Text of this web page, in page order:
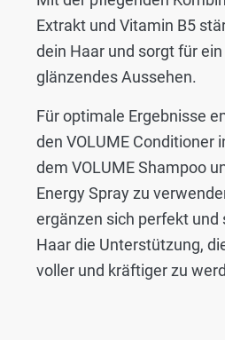
Extrakt und Vitamin B5
dein Haar und sorgt für
glänzendes Aussehen.
Für optimale Ergebnisse
den VOLUME Conditioner
dem VOLUME Shampoo
Energy Spray zu
ergänzen sich perfekt und
Haar die Unterstützung,
voller und kräftiger zu